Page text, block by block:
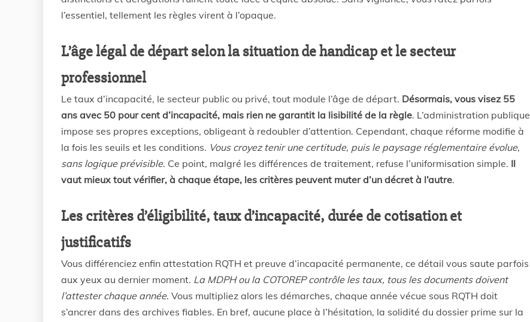
l’essentiel, tellement les règles virent à l’opaque.
L’âge légal de départ selon la situation de handicap et le secteur
professionnel
Le taux d’incapacité, le secteur public ou privé, tout module l’âge de départ. Désormais, vous visez 55
ans avec 50 pour cent d’incapacité, mais rien ne garantit la lisibilité de la règle. L’administration publique
impose ses propres exceptions, obligeant à redoubler d’attention. Cependant, chaque réforme modifie à
la fois les seuils et les conditions. Vous croyez tenir une certitude, puis le paysage réglementaire évolue,
sans logique prévisible. Ce point, malgré les différences de traitement, refuse l’uniformisation simple. Il
vaut mieux tout vérifier, à chaque étape, les critères peuvent muter d’un décret à l’autre.
Les critères d’éligibilité, taux d’incapacité, durée de cotisation et
justificatifs
Vous différenciez enfin attestation RQTH et preuve d’incapacité permanente, ce détail vous saute parfois
aux yeux au dernier moment. La MDPH ou la COTOREP contrôle les taux, tous les documents doivent
l’attester chaque année. Vous multipliez alors les démarches, chaque année vécue sous RQTH doit
s’ancrer dans des archives fiables. En bref, aucune place à l’hésitation, la solidité du dossier prime sur la